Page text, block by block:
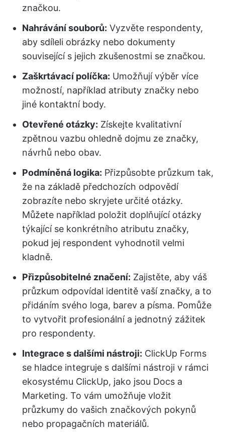
značkou.
Nahrávání souborů: Vyzvěte respondenty,
aby sdíleli obrázky nebo dokumenty
související s jejich zkušenostmi se značkou.
Zaškrtávací políčka: Umožňují výběr více
možností, například atributy značky nebo
jiné kontaktní body.
Otevřené otázky: Získejte kvalitativní
zpětnou vazbu ohledně dojmu ze značky,
návrhů nebo obav.
Podmíněná logika: Přizpůsobte průzkum tak,
že na základě předchozích odpovědí
zobrazíte nebo skryjete určité otázky.
Můžete například položit doplňující otázky
týkající se konkrétního atributu značky,
pokud jej respondent vyhodnotil velmi
kladně.
Přizpůsobitelné značení: Zajistěte, aby váš
průzkum odpovídal identitě vaší značky, a to
přidáním svého loga, barev a písma. Pomůže
to vytvořit profesionální a jednotný zážitek
pro respondenty.
Integrace s dalšími nástroji: ClickUp Forms
se hladce integruje s dalšími nástroji v rámci
ekosystému ClickUp, jako jsou Docs a
Marketing. To vám umožňuje vložit
průzkumy do vašich značkových pokynů
nebo propagačních materiálů.